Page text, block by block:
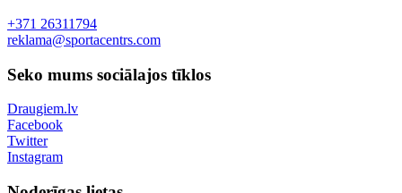
+371 26311794
reklama@sportacentrs.com
Seko mums sociālajos tīklos
Draugiem.lv
Facebook
Twitter
Instagram